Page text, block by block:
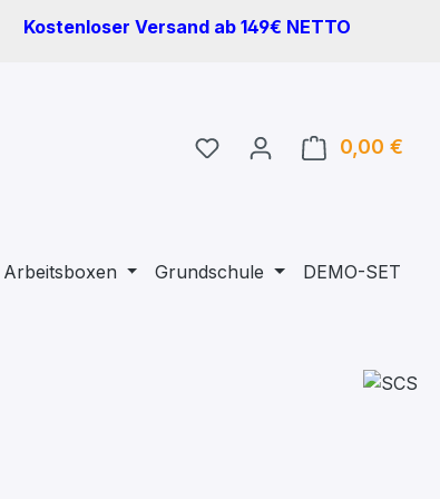
Kostenloser Versand ab 149€ NETTO
Du hast 0 Produkte auf
0,00 €
Grundschule DEMO-SET